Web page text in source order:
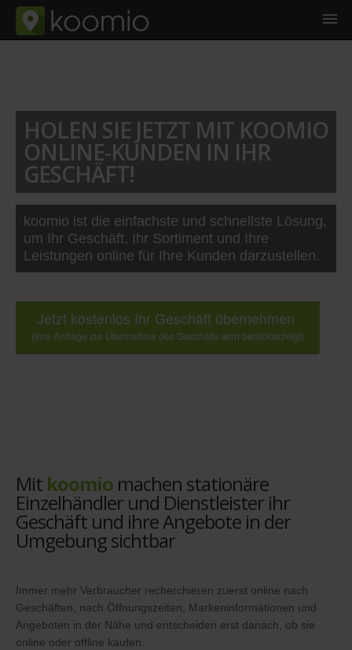
HOLEN SIE JETZT MIT KOOMIO
ONLINE-KUNDEN IN IHR
GESCHÄFT!
koomio ist die einfachste und schnellste Lösung,
um Ihr Geschäft, Ihr Sortiment und Ihre
Leistungen online für Ihre Kunden darzustellen.
Jetzt kostenlos Ihr Geschäft übernehmen
(Ihre Anfrage zur Übernahme des Geschäfts wird berücksichtigt)
Mit koomio machen stationäre
Einzelhändler und Dienstleister ihr
Geschäft und ihre Angebote in der
Umgebung sichtbar
Immer mehr Verbraucher recherchieren zuerst online nach
Geschäften, nach Öffnungszeiten, Markeninformationen und
Angeboten in der Nähe und entscheiden erst danach, ob sie
online oder offline kaufen.